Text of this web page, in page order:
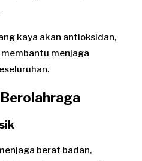
kaya akan antioksidan,
menjaga
berat badan,